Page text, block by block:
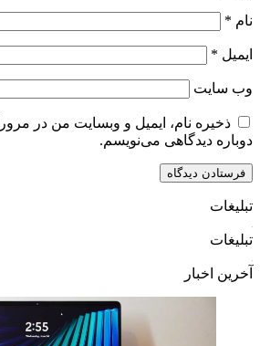
نام *
ایمیل *
وب‌ سایت
ذخیره نام، ایمیل و وبسایت من در
دوباره دیدگاهی می‌نویسم.
تبلیغات
تبلیغات
آخرین اخبار